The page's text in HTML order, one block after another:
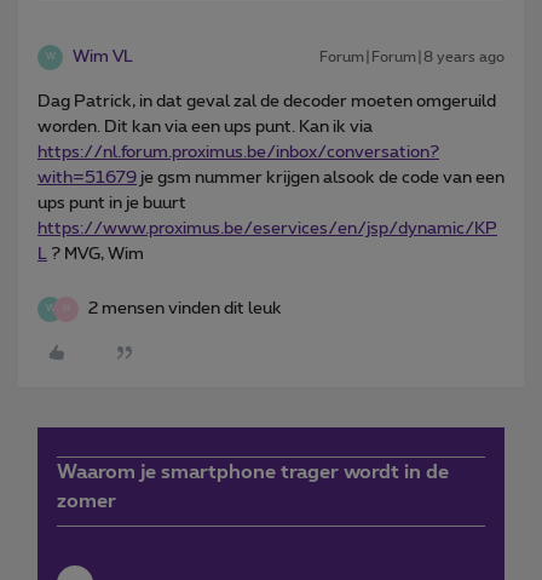
W Wim VL Forum|Forum|8 years ago
Dag Patrick, in dat geval zal de decoder moeten omgeruild
worden. Dit kan via een ups punt. Kan ik via
https://nl.forum.proximus.be/inbox/conversation?
with=51679 je gsm nummer krijgen alsook de code van een
ups punt in je buurt
https://www.proximus.be/eservices/en/jsp/dynamic/KP
? MVG, Wim
W 2 mensen vinden dit leuk
Waarom je smartphone trager wordt in de
zomer